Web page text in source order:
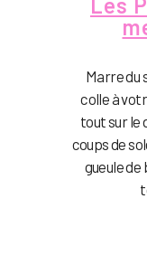
Marre du
colle à
tout sur le
coups de
gueule de